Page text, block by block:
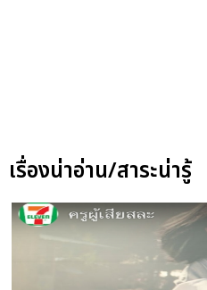
เรื่องน่าอ่าน/สาระน่ารู้